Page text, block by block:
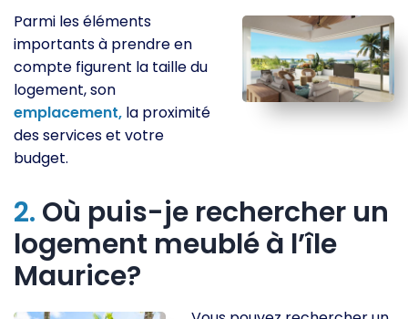
Parmi les éléments
importants à prendre en
compte figurent la taille du
logement, son
emplacement, la proximité
des services et votre
budget.
2. Où puis-je rechercher un
logement meublé à l’île
Maurice?